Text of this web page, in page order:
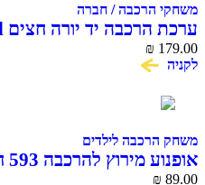
משחקי הרכבה / חברה
ערכת הרכבה יד יורה חצים Blaster Hand
₪ 179.00
לקניה
משחק הרכבה לילדים
₪ 89.00